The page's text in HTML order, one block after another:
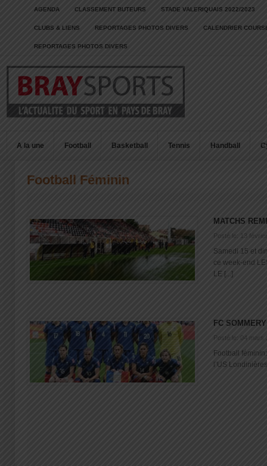
AGENDA CLASSEMENT BUTEURS STADE VALERIQUAIS 2022/2023
CLUBS & LIENS REPORTAGES PHOTOS DIVERS CALENDRIER
REPORTAGES PHOTOS DIVERS
A la une Football Basketball Tennis Handball
Football Féminin
MATCHS
Posté le: 13
Samedi 15 et
ce week-end
LE [...]
FC SOMMERY
Posté le: 04 mars
Football
l’US